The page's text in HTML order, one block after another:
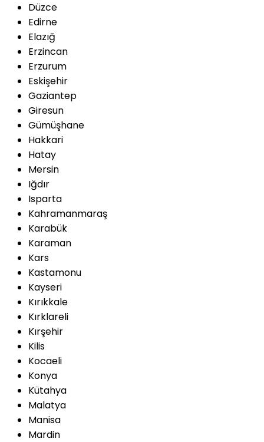
Düzce
Edirne
Elazığ
Erzincan
Erzurum
Eskişehir
Gaziantep
Giresun
Gümüşhane
Hakkari
Hatay
Mersin
Iğdır
Isparta
Kahramanmaraş
Karabük
Karaman
Kars
Kastamonu
Kayseri
Kırıkkale
Kırklareli
Kırşehir
Kilis
Kocaeli
Konya
Kütahya
Malatya
Manisa
Mardin